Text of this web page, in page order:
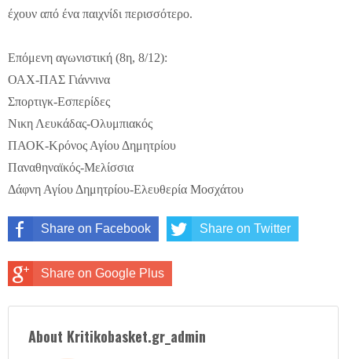
έχουν από ένα παιχνίδι περισσότερο.
Επόμενη αγωνιστική (8η, 8/12):
ΟΑΧ-ΠΑΣ Γιάννινα
Σπορτιγκ-Εσπερίδες
Νικη Λευκάδας-Ολυμπιακός
ΠΑΟΚ-Κρόνος Αγίου Δημητρίου
Παναθηναϊκός-Μελίσσια
Δάφνη Αγίου Δημητρίου-Ελευθερία Μοσχάτου
Share on Facebook Share on Twitter
Share on Google Plus
About Kritikobasket.gr_admin